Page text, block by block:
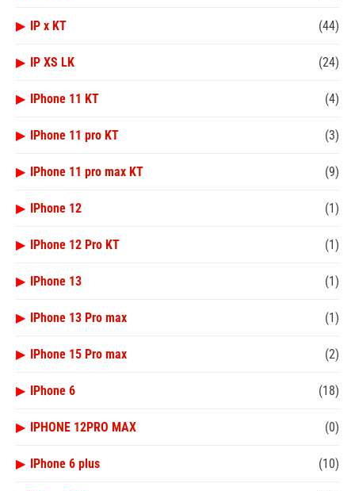
▶ IP x KT (44)
▶ IP XS LK (24)
▶ IPhone 11 KT (4)
▶ IPhone 11 pro KT (3)
▶ IPhone 11 pro max KT (9)
▶ IPhone 12 (1)
▶ IPhone 12 Pro KT (1)
▶ IPhone 13 (1)
▶ IPhone 13 Pro max (1)
▶ IPhone 15 Pro max (2)
▶ IPhone 6 (18)
▶ IPHONE 12PRO MAX (0)
▶ IPhone 6 plus (10)